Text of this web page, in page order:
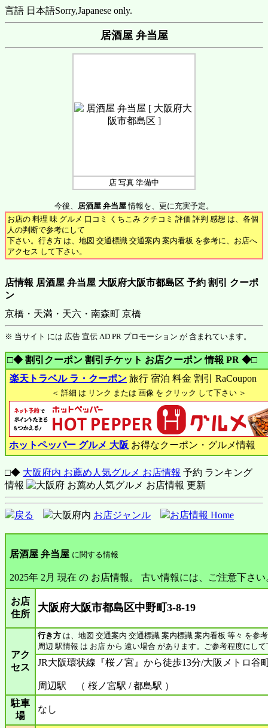
言語 日本語Sorry,Japanese only.
居酒屋 弁当屋
店 写真 準備中
今後、 居酒屋 弁当屋情報を、更に充実予定。
お店の 料理 味 グルメ 口コミ くちこみ クチコミ 評価 評判 感想 は、各個
人の判断で参考にして
下さい。行き方 は、地図 交通標識 交通案内 案内看板 を参考に、お店へ
アクセス して下さい。
店情報 居酒屋 弁当屋 大阪府大阪市都島区 予約 割引 クーポ
ン
京橋・天満・天六・南森町 京橋
※ 当サイト には 広告 宣伝 AD PR プロモーション が 含まれています。
□◆ 割引クーポン 割引チケット お店クーポン 情報 PR ◆□
楽天トラベル ラ・クーポン 旅行 宿泊 料金 割引 RaCoupon
＜ 詳細 は リンク または 画像 を クリック して下さい ＞
ホットペッパー グルメ 大阪 お得なクーポン・グルメ情報
□◆ 大阪府内 お薦め人気グルメ お店情報 予約 ランキング
情報
戻る 大阪府内 お店ジャンル お店情報 Home
居酒屋 弁当屋 に関する情報
2025年 2月 現在 の お店情報。 古い情報には、ご注意下さい
お店
住所
大阪府大阪市都島区中野町3-8-19
アク
セス
行き方 は、地図 交通案内 交通標識 案内標識 案内看板 等々 を参
周辺 駅情報 は お店 から 遠い場合 があります。ご参考程度にし
JR大阪環状線『桜ノ宮』から徒歩13分/大阪メトロ谷
周辺駅 （ 桜ノ宮駅 / 都島駅 ）
駐車
場
なし